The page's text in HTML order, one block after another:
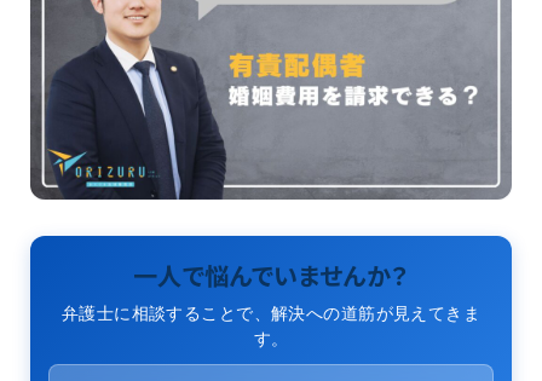
一人で悩んでいませんか？
弁護士に相談することで、解決への道筋が見えてきま
す。